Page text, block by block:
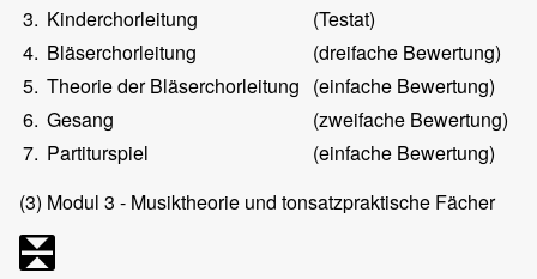
3. Kinderchorleitung
(Testat)
4. Bläserchorleitung
(dreifache Bewertung)
5. Theorie der Bläserchorleitung (einfache Bewertung)
6. Gesang
(zweifache Bewertung)
7. Partiturspiel
(einfache Bewertung)
(3) Modul 3 - Musiktheorie und tonsatzpraktische Fächer